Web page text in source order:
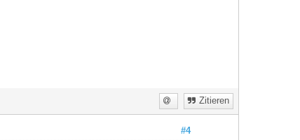
Zitieren
#4